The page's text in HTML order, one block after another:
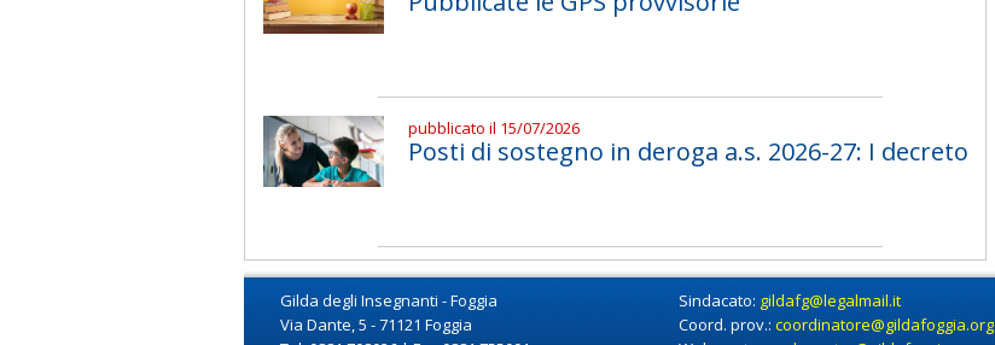
pubblicato il 15/07/2026
Posti di sostegno in deroga a.s. 2026-27: I decreto
Gilda degli Insegnanti - Foggia
Via Dante, 5 - 71121 Foggia
Sindacato: gildafg@legalmail.it
Coord. prov.: coordinatore@gildafoggia.org